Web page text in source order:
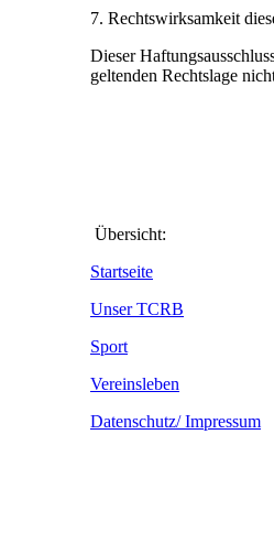
7. Rechtswirksamkeit
Dieser
geltenden Rechtslage
Übersicht:
Startseite
Unser TCRB
Sport
Vereinsleben
Datenschutz/ Impressum